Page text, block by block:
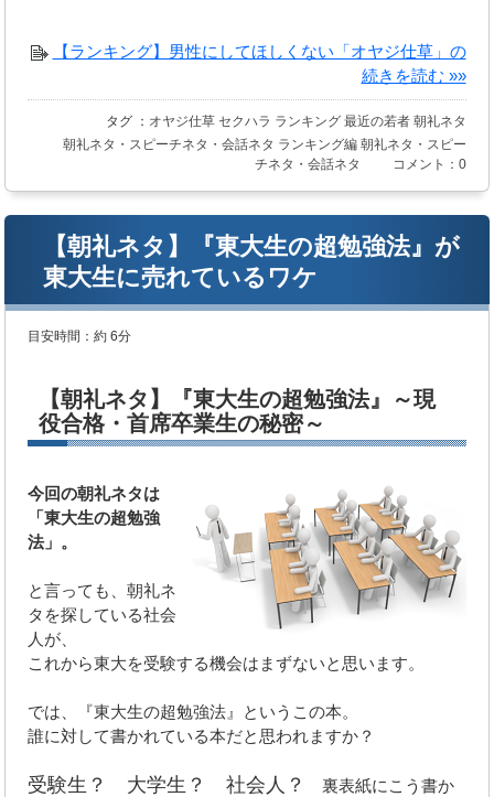
【ランキング】男性にしてほしくない「オヤジ仕草」の
続きを読む »»
タグ ： オヤジ仕草 セクハラ ランキング 最近の若者 朝礼ネタ
朝礼ネタ・スピーチネタ・会話ネタ ランキング編 朝礼ネタ・スピー
チネタ・会話ネタ
コメント：0
【朝礼ネタ】『東大生の超勉強法』が
東大生に売れているワケ
目安時間：約 6分
【朝礼ネタ】『東大生の超勉強法』～現
役合格・首席卒業生の秘密～
今回の朝礼ネタは
「東大生の超勉強
法」。
と言っても、朝礼ネ
タを探している社会
人が、
これから東大を受験する機会はまずないと思います。
では、『東大生の超勉強法』というこの本。
誰に対して書かれている本だと思われますか？
受験生？ 大学生？ 社会人？ 裏表紙にこう書か